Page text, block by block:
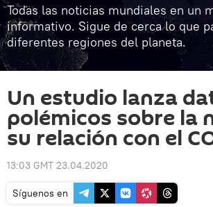
Todas las noticias mundiales en un
informativo. Sigue de cerca lo que
diferentes regiones del planeta.
Un estudio lanza
polémicos sobre la
su relación con el
13:03 GMT 23.04.2020
Síguenos en